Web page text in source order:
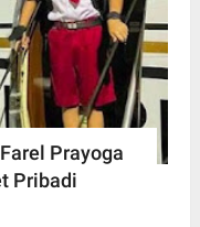
Prayoga
Pribadi